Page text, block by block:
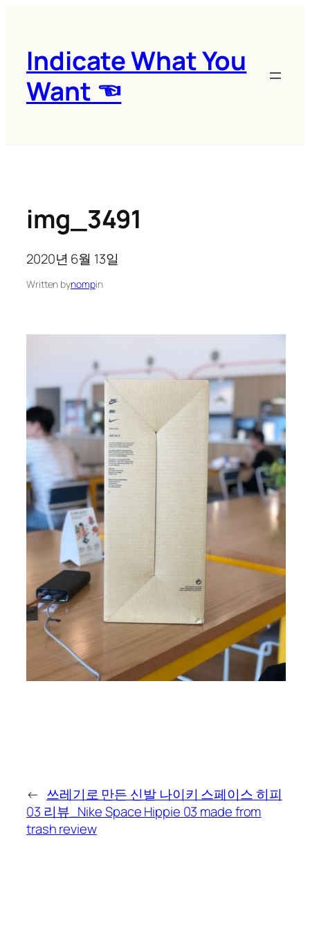
Indicate What You
Want ☜
img_3491
2020년 6월 13일
Written bynompin
← 쓰레기로 만든 신발 나이키 스페이스 히피
03 리뷰_Nike Space Hippie 03 made from
trash review